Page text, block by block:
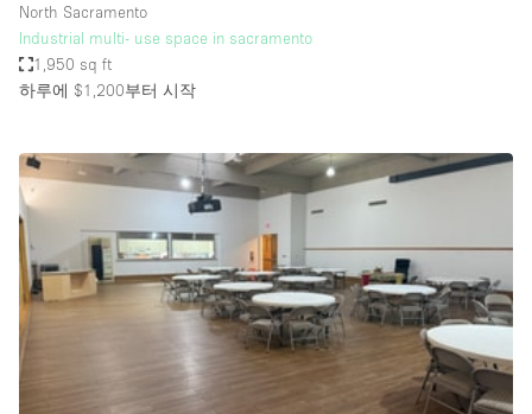
Art Gallery
Atelier / Workshop Studio
Boat
Boutique / Shop
Conference Room
Container
Creative Space
North Sacramento
Industrial multi- use space in sacramento
1,950 sq ft
하루에 $1,200부터 시작